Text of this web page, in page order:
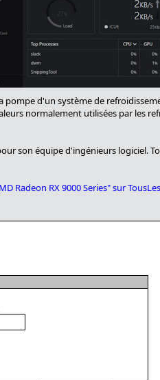
d'un système de
normalement utilisées par les
son équipe d'ingénieurs logiciel.
Radeon RX 9000 Series" sur